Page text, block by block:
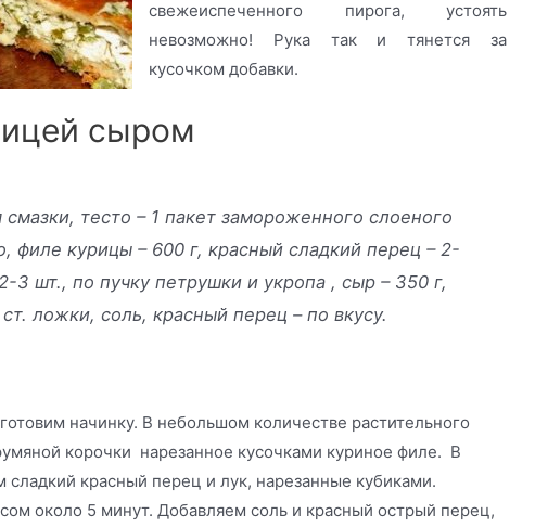
свежеиспеченного пирога, устоять
невозможно! Рука так и тянется за
кусочком добавки.
сыром
смазки, тесто – 1 пакет замороженного слоеного
филе курицы – 600 г, красный сладкий перец – 2-
3 шт., по пучку петрушки и укропа , сыр – 350 г,
ложки, соль, красный перец – по вкусу.
начинку. В небольшом количестве растительного
корочки нарезанное кусочками куриное филе. В
сладкий красный перец и лук, нарезанные кубиками.
около 5 минут. Добавляем соль и красный острый перец,